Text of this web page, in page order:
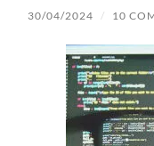
30/04/2024 / 10